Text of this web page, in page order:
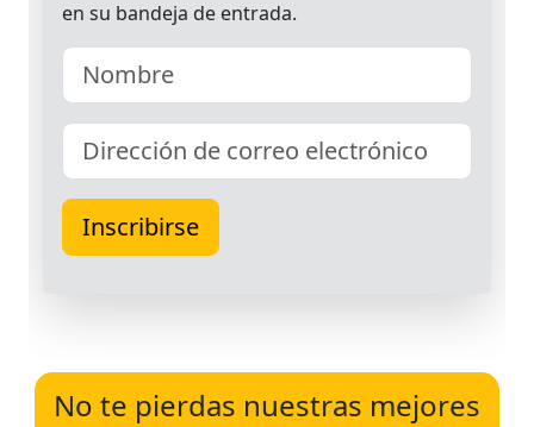
No te pierdas nuestras mejores